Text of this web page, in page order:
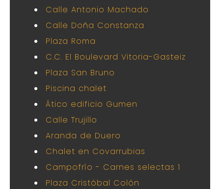
Calle Antonio Machado
Calle Doña Constanza
Plaza Roma
C.C. El Boulevard Vitoria-Gasteiz
Plaza San Bruno
Piscina chalet
Ático edificio Gumen
Calle Trujillo
Aranda de Duero
Chalet en Covarrubias
Campofrío - Carnes selectas 1
Plaza Cristóbal Colón